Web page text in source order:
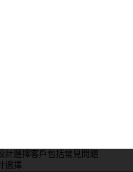
計選擇客戶包括常見問題
選擇